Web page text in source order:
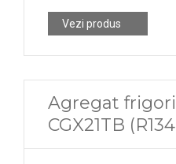
Vezi produs
Agregat
CGX21TB